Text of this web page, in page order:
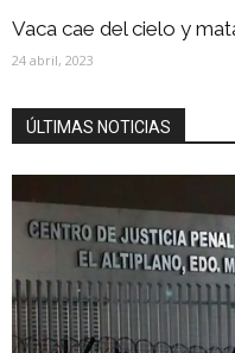
Vaca cae del cielo y
24 abril, 2023
ÚLTIMAS NOTICIAS